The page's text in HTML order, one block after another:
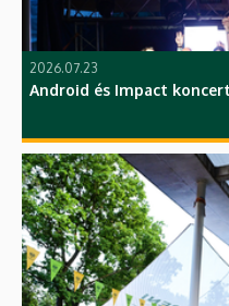
2026.07.23
Android és Impact